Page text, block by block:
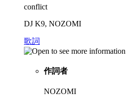
conflict
DJ K9, NOZOMI
歌詞
作詞者
NOZOMI